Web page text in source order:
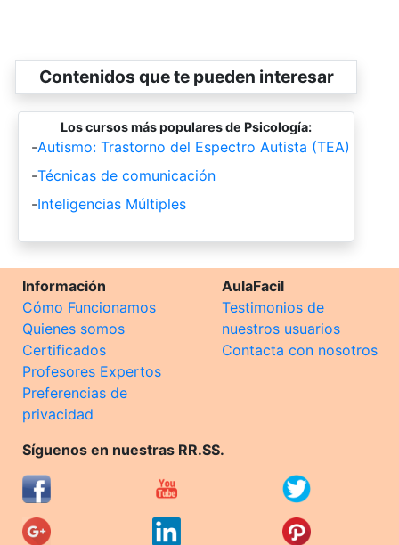
Contenidos que te pueden interesar
Los cursos más populares de Psicología:
-Autismo: Trastorno del Espectro Autista (TEA)
-Técnicas de comunicación
-Inteligencias Múltiples
Información
Cómo Funcionamos
Quienes somos
Certificados
Profesores Expertos
Preferencias de
privacidad
AulaFacil
Testimonios de
nuestros usuarios
Contacta con nosotros
Síguenos en nuestras RR.SS.